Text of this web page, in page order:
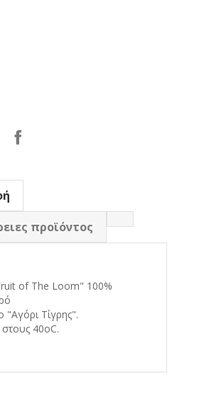
προϊόντος
of The Loom" 100%
"Αγόρι Τίγρης".
στους 40οC.